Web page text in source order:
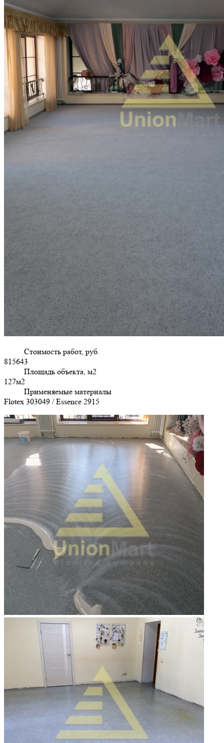
Стоимость работ, руб.
815643
Площадь объекта, м2
127м2
Применяемые материалы
Flotex 303049 / Essence 2915